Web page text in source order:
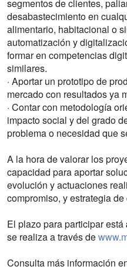
segmentos de clientes,
desabastecimiento en
alimentario, habitacional o
automatización y
formar en competencias
similares.
· Aportar un prototipo de
mercado con resultados ya
· Contar con metodología
impacto social y del grado
problema o necesidad que
A la hora de valorar los
capacidad para aportar
evolución y actuaciones
compromiso, y estrategia
El plazo para participar está
se realiza a través de
Consulta más información